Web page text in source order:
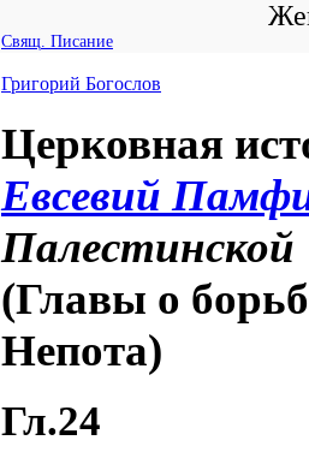
Свящ. Писание
Григорий Богослов
Церковная
Евсевий
Палестинской
(Главы о
Непота)
Гл.24